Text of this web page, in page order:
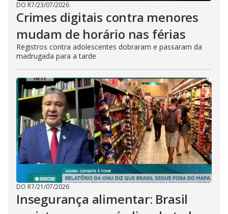
DO R7/23/07/2026
Crimes digitais contra menores
mudam de horário nas férias
Registros contra adolescentes dobraram e passaram da
madrugada para a tarde
DO R7/21/07/2026
Insegurança alimentar: Brasil